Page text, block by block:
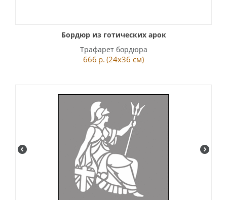
Бордюр из готических арок
Трафарет бордюра
666 р. (24x36 см)